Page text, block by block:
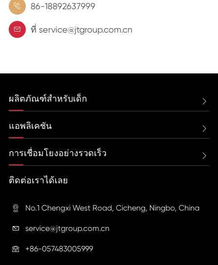
 86-18892637999
 ที่ service@jtgroup.com.cn
ผลิตภัณฑ์สำหรับเด็ก 
แอพลิเคชัน 
การเชื่อมโยงอย่างรวดเร็ว 
ติดต่อเราได้เลย
 No.1 Chengxi West Road, Cicheng, Ningbo, China
 service@jtgroup.com.cn
 +86-057483005999